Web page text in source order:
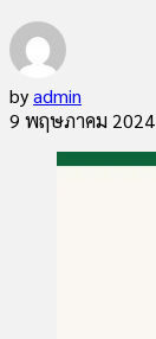
byadmin
9 พฤษภาคม 2024